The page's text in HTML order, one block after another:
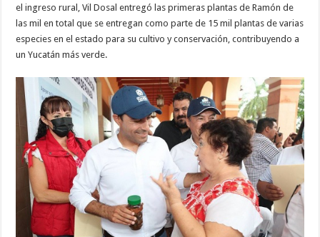
el ingreso rural, Vil Dosal entregó las primeras plantas de Ramón de
las mil en total que se entregan como parte de 15 mil plantas de varias
especies en el estado para su cultivo y conservación, contribuyendo a
un Yucatán más verde.